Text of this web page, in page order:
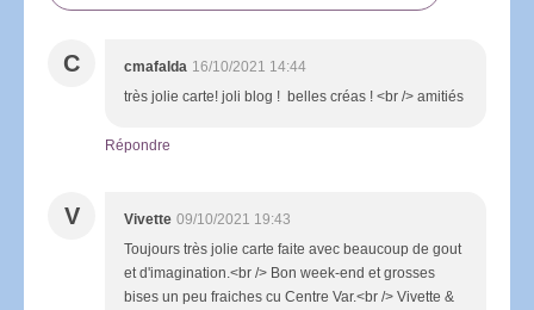
C cmafalda 16/10/2021 14:44
très jolie carte! joli blog ! belles créas ! <br /> amitiés
Répondre
V Vivette 09/10/2021 19:43
Toujours très jolie carte faite avec beaucoup de gout
et d'imagination.<br /> Bon week-end et grosses
bises un peu fraiches cu Centre Var.<br /> Vivette &